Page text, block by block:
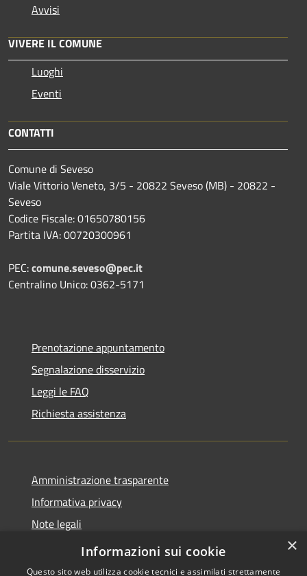
Avvisi
VIVERE IL COMUNE
Luoghi
Eventi
CONTATTI
Comune di Seveso
Viale Vittorio Veneto, 3/5 - 20822 Seveso (MB) - 20822 -
Seveso
Codice Fiscale: 01650780156
Partita IVA: 00720300961
PEC:comune.seveso@pec.it
Centralino Unico: 0362-5171
Prenotazione appuntamento
Segnalazione disservizio
Leggi le FAQ
Richiesta assistenza
Amministrazione trasparente
Informativa privacy
Note legali
Dichiarazione di accessibilità
×
Informazioni sui cookie
Questo sito web utilizza cookie tecnici e assimilati strettamente